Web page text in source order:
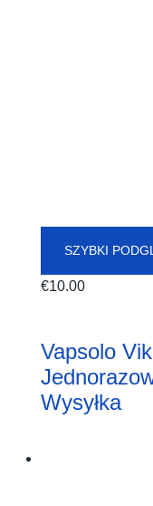
SZYBKI
€10.00
Vapsolo
Wysyłka